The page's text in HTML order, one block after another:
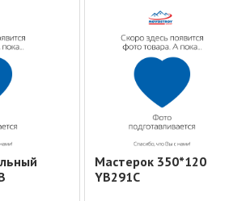
Мастерок 350*120
YB291C